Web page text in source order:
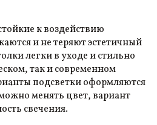
к воздействию
и не теряют эстетичный
легки в уходе и стильно
так и современном
подсветки оформляются
менять цвет, вариант
свечения.